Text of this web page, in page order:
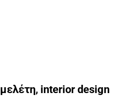
μελέτη, interior design